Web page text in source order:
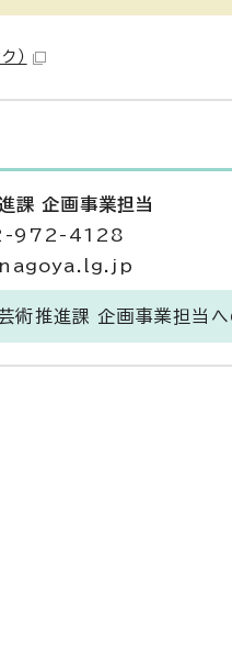
）
課 企画事業担当
972-4128
術推進課 企画事業担当